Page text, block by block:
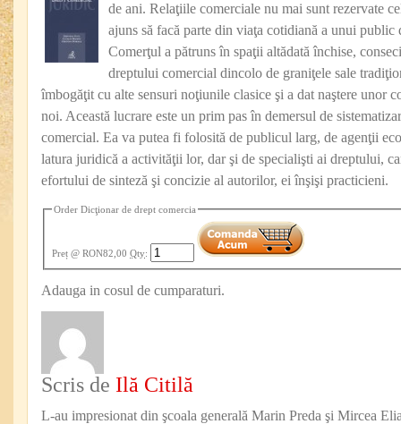
de ani. Relaţiile comerciale nu mai sunt rezervate
ajuns să facă parte din viaţa cotidiană a unui public
Comerţul a pătruns în spaţii altădată închise,
dreptului comercial dincolo de graniţele sale
îmbogăţit cu alte sensuri noţiunile clasice şi a dat naştere unor
noi. Această lucrare este un prim pas în demersul de
comercial. Ea va putea fi folosită de publicul larg, de agenţii
latura juridică a activităţii lor, dar şi de specialişti ai dreptului,
efortului de sinteză şi concizie al autorilor, ei înşişi practicieni.
Order Dicţionar de drept comercia
Preț @ RON82,00 Qty:
Adauga in cosul de cumparaturi.
Scris de Ilă Citilă
L-au impresionat din şcoala generală Marin Preda şi Mircea